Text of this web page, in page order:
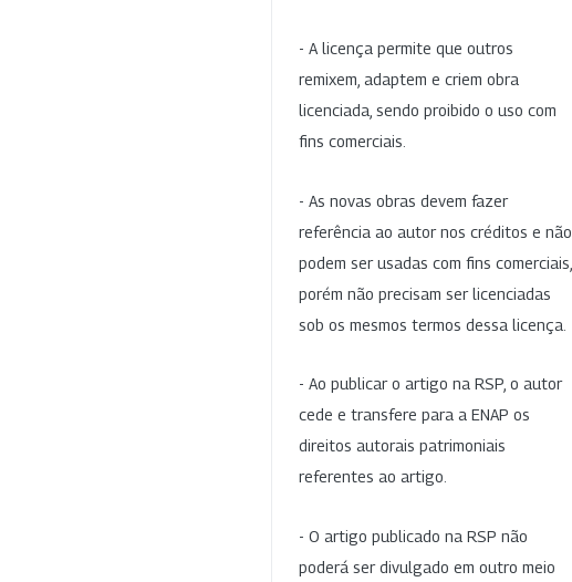
- A licença permite que outros
remixem, adaptem e criem obra
licenciada, sendo proibido o uso com
fins comerciais.
- As novas obras devem fazer
referência ao autor nos créditos e não
podem ser usadas com fins comerciais,
porém não precisam ser licenciadas
sob os mesmos termos dessa licença.
- Ao publicar o artigo na RSP, o autor
cede e transfere para a ENAP os
direitos autorais patrimoniais
referentes ao artigo.
- O artigo publicado na RSP não
poderá ser divulgado em outro meio